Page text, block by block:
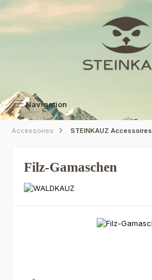
Zum Hauptinhalt springen
Navigation
Accessoires STEINKAUZ Accessoires
Filz-Gamaschen
Bildergalerie überspringen